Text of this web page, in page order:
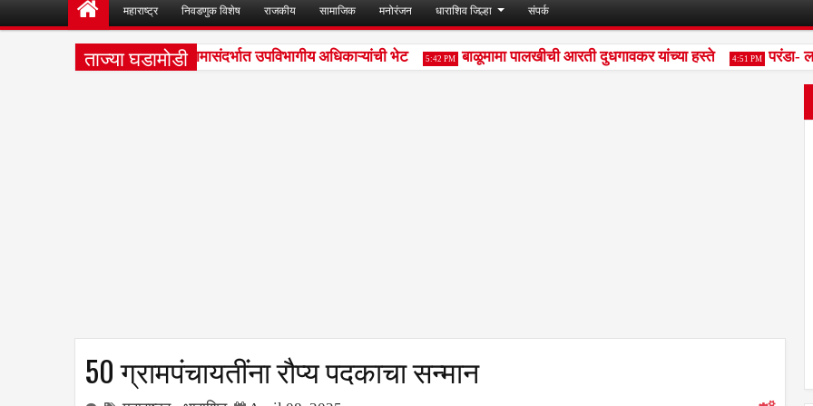
महाराष्ट्र निवडणुक विशेष राजकीय सामाजिक मनोरंजन धाराशिव जिल्हा संपर्क
ताज्या घडामोडी
नगरसेवकांनी घेतली विकास कामासंदर्भात उपविभागीय अधिकाऱ्यांची भेट 5:42 PM बाळूमामा पालखीची आरती दुधगावकर यांच्या हस्ते 4:51 PM परंडा-
50 ग्रामपंचायतींना रौप्य पदकाचा सन्मान